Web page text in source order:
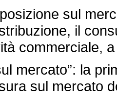
sul
il
commerciale,
mercato”: la
sul mercato